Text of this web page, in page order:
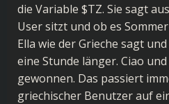
die Variable $TZ. Sie sagt
User sitzt und ob es
Ella wie der Grieche sagt
eine Stunde länger. Ciao
gewonnen. Das passiert
griechischer Benutzer auf